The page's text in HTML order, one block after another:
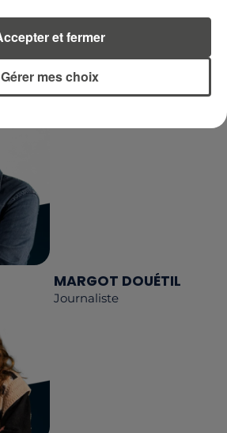
Voir toute l'équipe RCA
MARGOT DOUÉTIL
Journaliste
Gérer mes choix
et fermer